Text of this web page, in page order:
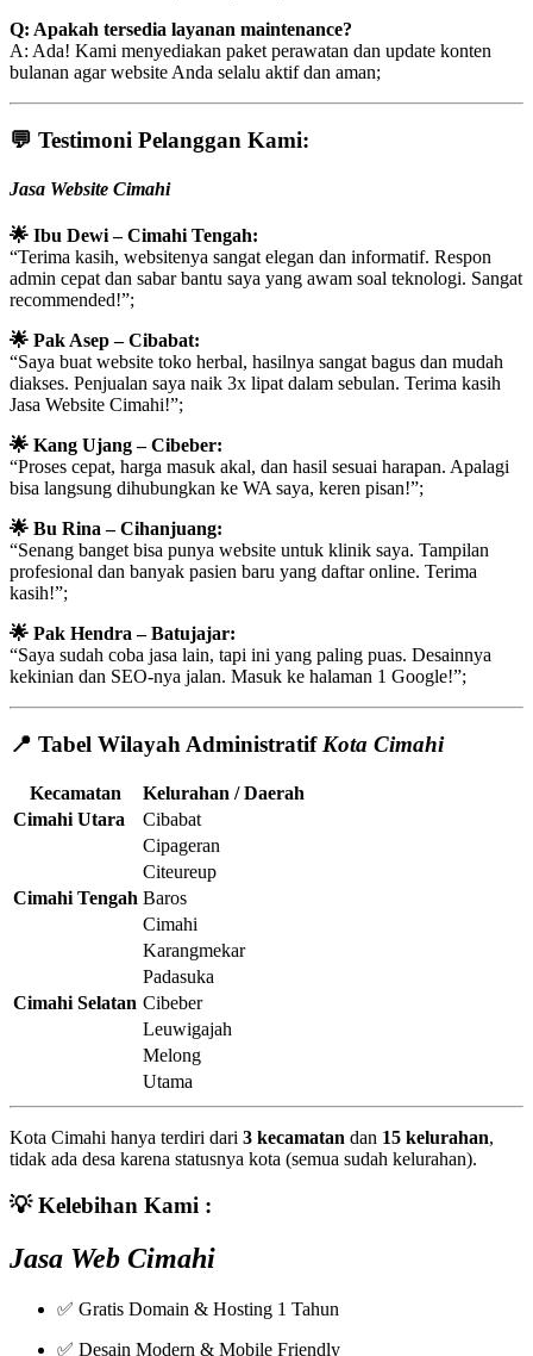
Q: Apakah tersedia layanan maintenance?
A: Ada! Kami menyediakan paket perawatan dan update konten
bulanan agar website Anda selalu aktif dan aman;
💬 Testimoni Pelanggan Kami:
Jasa Website Cimahi
🌟 Ibu Dewi – Cimahi Tengah:
“Terima kasih, websitenya sangat elegan dan informatif. Respon
admin cepat dan sabar bantu saya yang awam soal teknologi. Sangat
recommended!”;
🌟 Pak Asep – Cibabat:
“Saya buat website toko herbal, hasilnya sangat bagus dan mudah
diakses. Penjualan saya naik 3x lipat dalam sebulan. Terima kasih
Jasa Website Cimahi!”;
🌟 Kang Ujang – Cibeber:
“Proses cepat, harga masuk akal, dan hasil sesuai harapan. Apalagi
bisa langsung dihubungkan ke WA saya, keren pisan!”;
🌟 Bu Rina – Cihanjuang:
“Senang banget bisa punya website untuk klinik saya. Tampilan
profesional dan banyak pasien baru yang daftar online. Terima
kasih!”;
🌟 Pak Hendra – Batujajar:
“Saya sudah coba jasa lain, tapi ini yang paling puas. Desainnya
kekinian dan SEO-nya jalan. Masuk ke halaman 1 Google!”;
📍 Tabel Wilayah Administratif Kota Cimahi
Kecamatan
Kelurahan / Daerah
Cimahi Utara
Cibabat
Cipageran
Citeureup
Cimahi Tengah Baros
Cimahi
Karangmekar
Padasuka
Cimahi Selatan Cibeber
Leuwigajah
Melong
Utama
Kota Cimahi hanya terdiri dari 3 kecamatan dan 15 kelurahan,
tidak ada desa karena statusnya kota (semua sudah kelurahan).
💡Kelebihan Kami :
Jasa Web Cimahi
✅ Gratis Domain & Hosting 1 Tahun
✅ Desain Modern & Mobile Friendly